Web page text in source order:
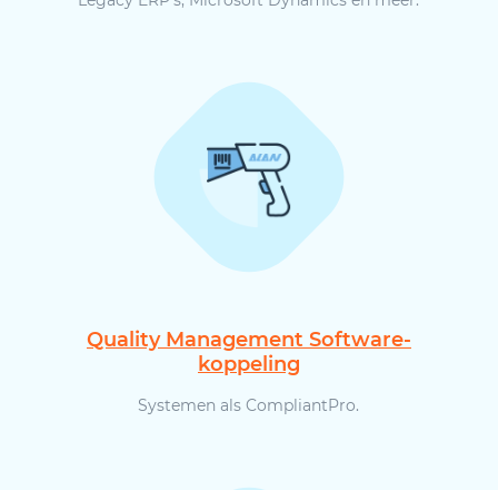
Quality Management Software-
koppeling
Systemen als CompliantPro.